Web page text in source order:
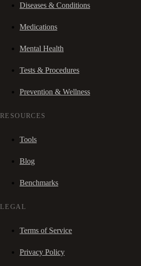
Diseases & Conditions
Medications
Mental Health
Tests & Procedures
Prevention & Wellness
RESOURCES
Tools
Blog
Benchmarks
LEGAL
Terms of Service
Privacy Policy